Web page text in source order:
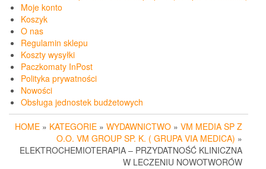
Moje konto
Koszyk
O nas
Regulamin sklepu
Koszty wysyłki
Paczkomaty InPost
Polityka prywatności
Nowości
Obsługa jednostek budżetowych
HOME » KATEGORIE » WYDAWNICTWO » VM MEDIA SP Z
O.O. VM GROUP SP. K. ( GRUPA VIA MEDICA) »
ELEKTROCHEMIOTERAPIA – PRZYDATNOŚĆ KLINICZNA
W LECZENIU NOWOTWORÓW